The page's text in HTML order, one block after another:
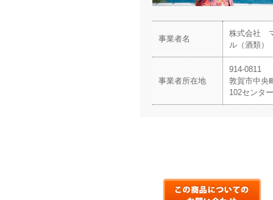
事業者名
株式会社
ル（酒類）
事業者所在地
914-0811
敦賀市中央
102センタ